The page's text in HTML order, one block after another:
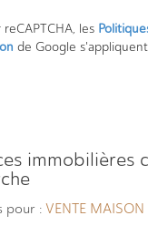
les
de Google
pour : VENTE MAISON